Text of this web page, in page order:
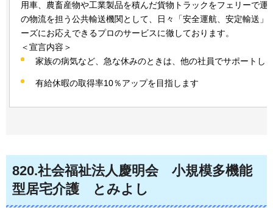
用車、農畜産物や工業製品を積んだ貨物トラックをフェリーで運
の物流を担う公共輸送機関として、日々「安全運航、安定輸送」
ーズにお応えできるプロのサービスに徹しております。
＜宣言内容＞
家族の病気など、急な休みのときは、他の社員でサポートし
有給休暇の取得率10％アップを目指します
820.社会福祉法人慶明会 小規模多機能
型居宅介護
と みよし